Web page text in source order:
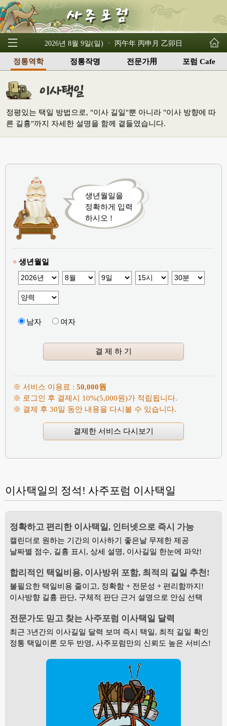
2026년 8월 9일(일) ㆍ 丙午年 丙申月 乙卯日
정통역학 정통작명 전문가用 포럼 Cafe
정평있는 택일 방법으로, "이사 길일"뿐 아니라 "이사 방향에 따
른 길흉"까지 자세한 설명을 함께 곁들였습니다.
생년월일을
정확하게 입력
하시오 !
생년월일
남자 여자
※ 서비스 이용료 : 50,000원
※ 로그인 후 결제시 10%(5,000원)가 적립됩니다.
※ 결제 후 30일 동안 내용을 다시볼 수 있습니다.
결제한 서비스 다시보기
이사택일의 정석! 사주포럼 이사택일
정확하고 편리한 이사택일, 인터넷으로 즉시 가능
캘린더로 원하는 기간의 이사하기 좋은날 무제한 제공
날짜별 점수, 길흉 표시, 상세 설명, 이사길일 한눈에 파악!
합리적인 택일비용, 이사방위 포함, 최적의 길일 추천!
불필요한 택일비용 줄이고, 정확함 + 전문성 + 편리함까지!
이사방향 길흉 판단, 구체적 판단 근거 설명으로 안심 선택
전문가도 믿고 찾는 사주포럼 이사택일 달력
최근 3년간의 이사길일 달력 보며 즉시 택일, 최적 길일 확인
정통 택일이론 모두 반영, 사주포럼만의 신뢰도 높은 서비스!